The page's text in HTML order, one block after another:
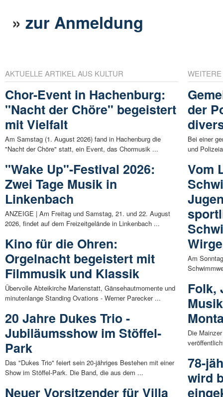
»zur Anmeldung
AKTUELLE ARTIKEL AUS KULTUR
Chor-Event in Hachenburg:
"Nacht der Chöre" begeistert
mit Vielfalt
Am Samstag (1. August 2026) fand in Hachenburg die
"Nacht der Chöre" statt, ein Event, das Chormusik ...
"Wake Up"-Festival 2026:
Zwei Tage Musik in
Linkenbach
ANZEIGE | Am Freitag und Samstag, 21. und 22. August
2026, findet auf dem Freizeitgelände in Linkenbach ...
Kino für die Ohren:
Orgelnacht begeistert mit
Filmmusik und Klassik
Übervolle Abteikirche Marienstatt, Gänsehautmomente und
minutenlange Standing Ovations - Werner Parecker ...
20 Jahre Dukes Trio -
Jubiläumsshow im Stöffel-
Park
Das "Dukes Trio" feiert sein 20-jähriges Bestehen mit einer
Show im Stöffel-Park. Die Band, die aus dem ...
Neuer Vorsitzender für Villa
der
Bei einer
und
Vom
Am
Folk,
Die
78-
wird